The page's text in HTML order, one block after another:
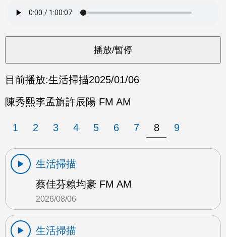
目前播放:生活掃描2025/01/06
陳秀熙李孟旃許辰陽 FM AM
1 2 3 4 5 6 7 8 9
生活掃描
蔡佳芬賴均豪 FM AM
2026/08/06
生活掃描